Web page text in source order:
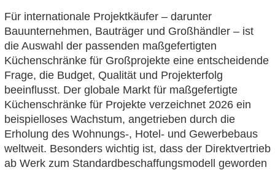
Für internationale Projektkäufer – darunter
Bauunternehmen, Bauträger und Großhändler – ist
die Auswahl der passenden maßgefertigten
Küchenschränke für Großprojekte eine entscheidende
Frage, die Budget, Qualität und Projekterfolg
beeinflusst. Der globale Markt für maßgefertigte
Küchenschränke für Projekte verzeichnet 2026 ein
beispielloses Wachstum, angetrieben durch die
Erholung des Wohnungs-, Hotel- und Gewerbebaus
weltweit. Besonders wichtig ist, dass der Direktvertrieb
ab Werk zum Standardbeschaffungsmodell geworden